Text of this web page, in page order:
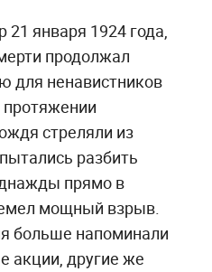
января 1924 года,
продолжал
для ненавистников
протяжении
стреляли из
разбить
прямо в
мощный взрыв.
больше напоминали
акции, другие же